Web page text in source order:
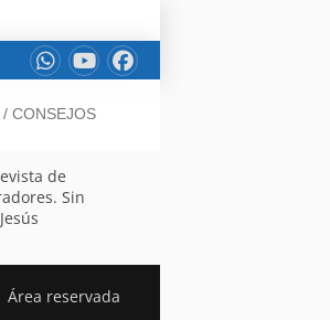
CONSEJOS
de
Sin
Área reservada